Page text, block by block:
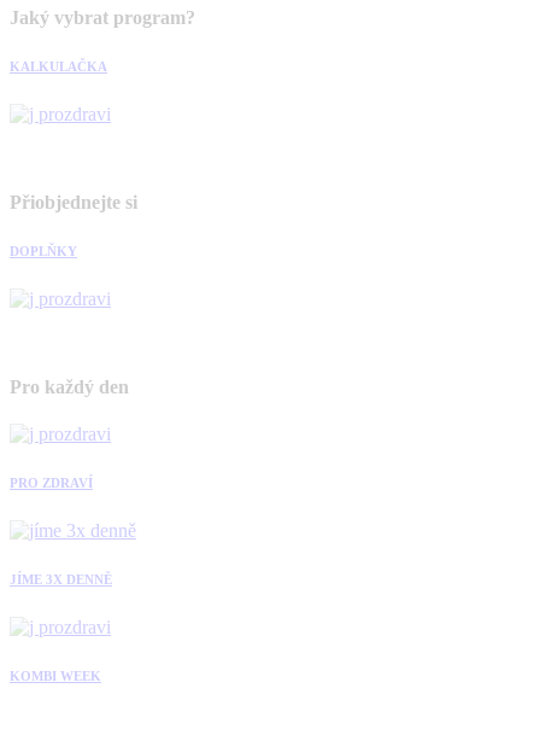
Jaký vybrat program?
KALKULAČKA
Přiobjednejte si
DOPLŇKY
Pro každý den
PRO ZDRAVÍ
JÍME 3X DENNĚ
KOMBI WEEK